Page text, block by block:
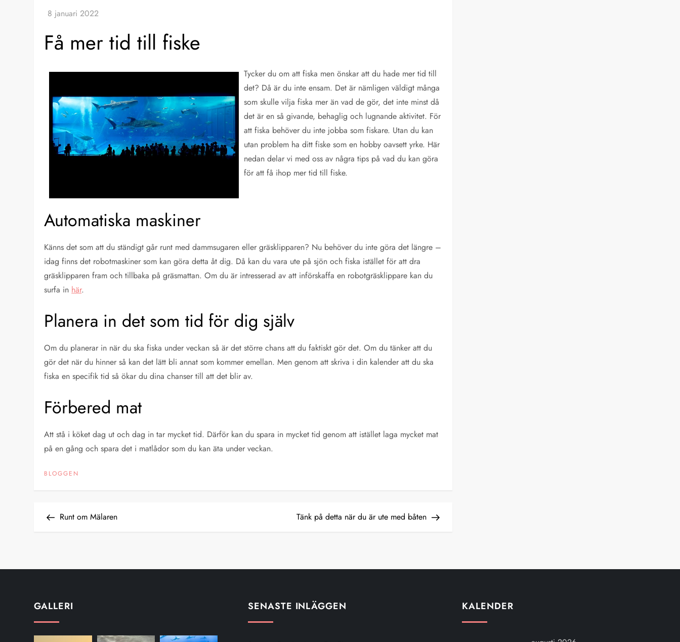
Få mer tid till fiske
Tycker du om att fiska men önskar att du hade mer tid till
det? Då är du inte ensam. Det är nämligen väldigt många
som skulle vilja fiska mer än vad de gör, det inte minst då
det är en så givande, behaglig och lugnande aktivitet. För
att fiska behöver du inte jobba som fiskare. Utan du kan
utan problem ha ditt fiske som en hobby oavsett yrke. Här
nedan delar vi med oss av några tips på vad du kan göra
för att få ihop mer tid till fiske.
Automatiska maskiner
Känns det som att du ständigt går runt med dammsugaren eller gräsklipparen? Nu behöver du inte göra det längre –
idag finns det robotmaskiner som kan göra detta åt dig. Då kan du vara ute på sjön och fiska istället för att dra
gräsklipparen fram och tillbaka på gräsmattan. Om du är intresserad av att införskaffa en robotgräsklippare kan du
surfa in här.
Planera in det som tid för dig själv
Om du planerar in när du ska fiska under veckan så är det större chans att du faktiskt gör det. Om du tänker att du
gör det när du hinner så kan det lätt bli annat som kommer emellan. Men genom att skriva i din kalender att du ska
fiska en specifik tid så ökar du dina chanser till att det blir av.
Förbered mat
Att stå i köket dag ut och dag in tar mycket tid. Därför kan du spara in mycket tid genom att istället laga mycket mat
på en gång och spara det i matlådor som du kan äta under veckan.
BLOGGEN
I
l
g
PreviousRunt om Mälaren
Next
Tänk på detta när du är ute med båten
GALLERI SENASTE INLÄGGEN KALENDER